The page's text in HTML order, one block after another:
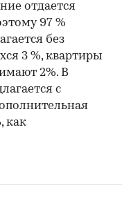
отдается
97 %
без
3 %, квартиры
2%. В
с
как